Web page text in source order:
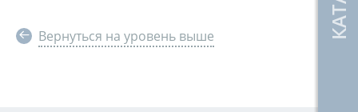
Вернуться на уровень выше